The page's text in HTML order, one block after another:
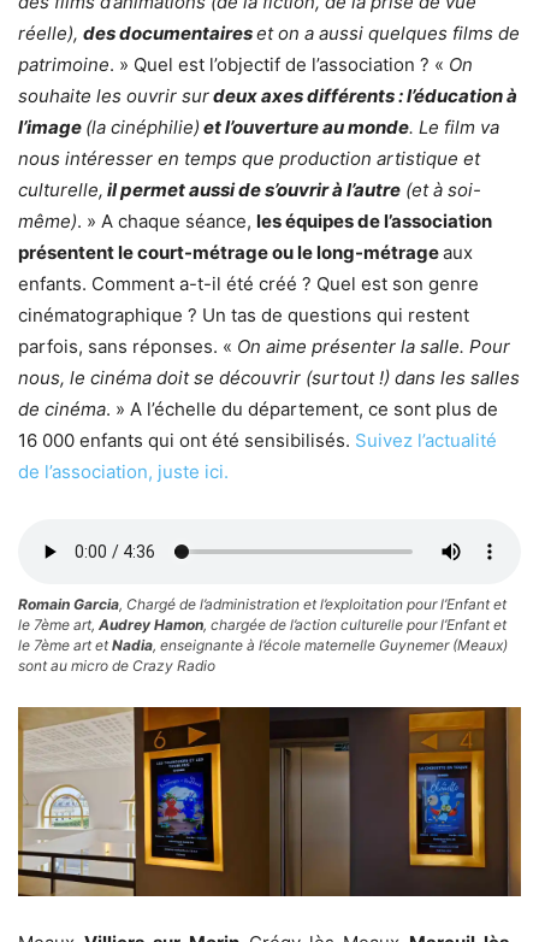
réelle), des documentaireset on a aussi quelques films de
patrimoine. » Quel est l’objectif de l’association ? « On
souhaite les ouvrir surdeux axes différents : l’éducation à
l’image (la cinéphilie) et l’ouverture au monde. Le film va
nous intéresser en temps que production artistique et
culturelle, il permet aussi de s’ouvrir à l’autre (et à soi-
même). » A chaque séance, les équipes de l’association
présentent le court-métrage ou le long-métrageaux
enfants. Comment a-t-il été créé ? Quel est son genre
cinématographique ? Un tas de questions qui restent
parfois, sans réponses. « On aime présenter la salle. Pour
nous, le cinéma doit se découvrir (surtout !) dans les salles
de cinéma. » A l’échelle du département, ce sont plus de
16 000 enfants qui ont été sensibilisés. Suivez l’actualité
de l’association, juste ici.
Romain Garcia, Chargé de l’administration et l’exploitation pour l’Enfant et
le 7ème art, Audrey Hamon, chargée de l’action culturelle pour l’Enfant et
le 7ème art etNadia, enseignante à l’école maternelle Guynemer (Meaux)
sont au micro de Crazy Radio